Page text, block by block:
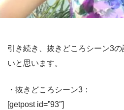
引き続き、抜きどころシーン3
いと思います。
・抜きどころシーン3：
[getpost id=”93″]